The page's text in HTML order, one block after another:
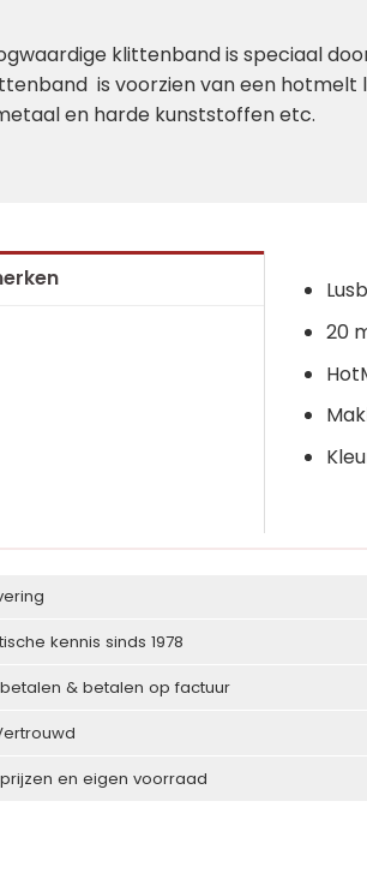
klittenband is speciaal
is voorzien van een hotmelt
en harde kunststoffen etc.
20
kennis sinds 1978
& betalen op factuur
en eigen voorraad